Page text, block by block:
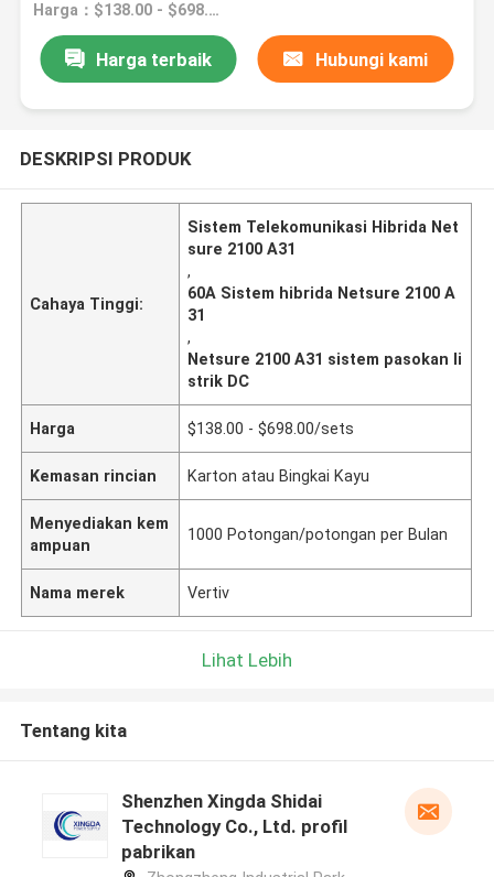
Harga：$138.00 - $698.00/sets
Harga terbaik Hubungi kami
DESKRIPSI PRODUK
Cahaya Tinggi:
Sistem Telekomunikasi Hibrida Net
sure 2100 A31
,
60A Sistem hibrida Netsure 2100 A
31
,
Netsure 2100 A31 sistem pasokan li
strik DC
Harga $138.00 - $698.00/sets
Kemasan rincian Karton atau Bingkai Kayu
Menyediakan kem
ampuan
1000 Potongan/potongan per Bulan
Nama merek Vertiv
Lihat Lebih
Tentang kita
Shenzhen Xingda Shidai
Technology Co., Ltd. profil
pabrikan